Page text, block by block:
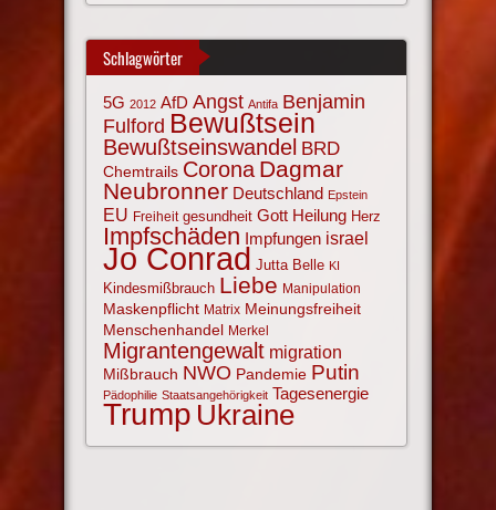
Schlagwörter
5G 2012 AfD Angst Antifa Benjamin
Fulford Bewußtsein
Bewußtseinswandel BRD
Chemtrails Corona Dagmar
Neubronner Deutschland Epstein
EU Freiheit gesundheit Gott Heilung Herz
Impfschäden Impfungen israel
Jo Conrad Jutta Belle KI
Kindesmißbrauch Liebe Manipulation
Maskenpflicht Matrix Meinungsfreiheit
Menschenhandel Merkel
Migrantengewalt migration
Mißbrauch NWO Pandemie Putin
Pädophilie Staatsangehörigkeit Tagesenergie
Trump Ukraine